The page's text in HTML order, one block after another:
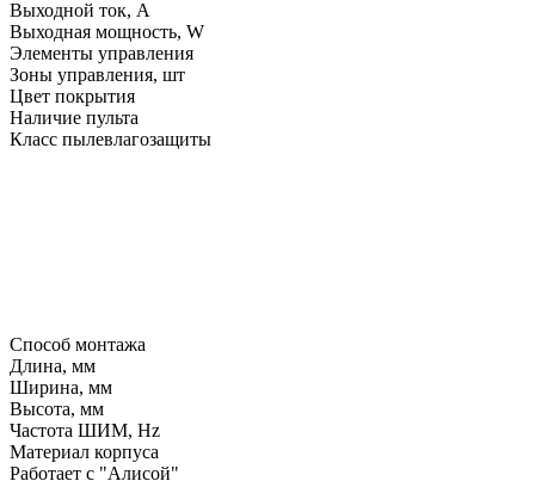
Выходной ток, A
Выходная мощность, W
Элементы управления
Зоны управления, шт
Цвет покрытия
Наличие пульта
Класс пылевлагозащиты
Способ монтажа
Длина, мм
Ширина, мм
Высота, мм
Частота ШИМ, Hz
Материал корпуса
Работает с "Алисой"